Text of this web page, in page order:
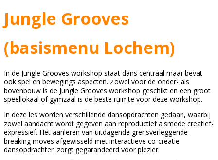
Jungle Grooves
(basismenu Lochem)
In de Jungle Grooves workshop staat dans centraal maar bevat
ook spel en bewegings aspecten. Zowel voor de onder- als
bovenbouw is de Jungle Grooves workshop geschikt en een groot
speellokaal of gymzaal is de beste ruimte voor deze workshop.
In deze les worden verschillende dansopdrachten gedaan, waarbij
zowel aandacht wordt gegeven aan reproductief alsmede creatief-
expressief. Het aanleren van uitdagende grensverleggende
breaking moves afgewisseld met interactieve co-creatie
dansopdrachten zorgt gegarandeerd voor plezier.